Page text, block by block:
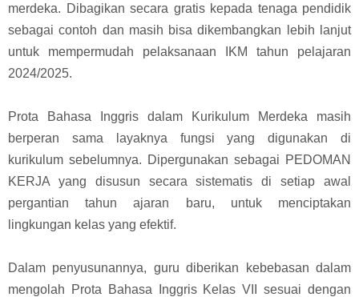
merdeka. Dibagikan secara gratis kepada tenaga pendidik
sebagai contoh dan masih bisa dikembangkan lebih lanjut
untuk mempermudah pelaksanaan IKM tahun pelajaran
2024/2025.
Prota Bahasa Inggris dalam Kurikulum Merdeka masih
berperan sama layaknya fungsi yang digunakan di
kurikulum sebelumnya. Dipergunakan sebagai PEDOMAN
KERJA yang disusun secara sistematis di setiap awal
pergantian tahun ajaran baru, untuk menciptakan
lingkungan kelas yang efektif.
Dalam penyusunannya, guru diberikan kebebasan dalam
mengolah Prota Bahasa Inggris Kelas VII sesuai dengan